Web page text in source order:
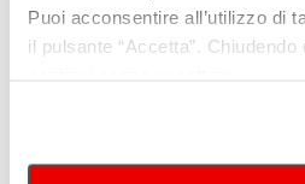
Puoi acconsentire all’utilizzo di
il pulsante “Accetta”.
Circolo/Live ClubMarasma
Facebook–Instagram
Sito web